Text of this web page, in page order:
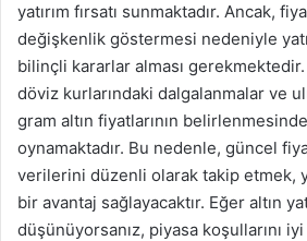
yatırım fırsatı sunmaktadır. Ancak,
değişkenlik göstermesi nedeniyle
bilinçli kararlar alması
döviz kurlarındaki dalgalanmalar ve
gram altın fiyatlarının
oynamaktadır. Bu nedenle, güncel
verilerini düzenli olarak takip etmek,
bir avantaj sağlayacaktır. Eğer altın
düşünüyorsanız, piyasa koşullarını